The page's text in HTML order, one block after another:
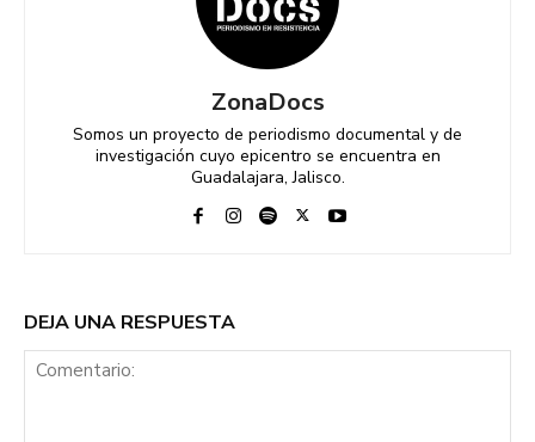
ZonaDocs
Somos un proyecto de periodismo documental y de
investigación cuyo epicentro se encuentra en
Guadalajara, Jalisco.
DEJA UNA RESPUESTA